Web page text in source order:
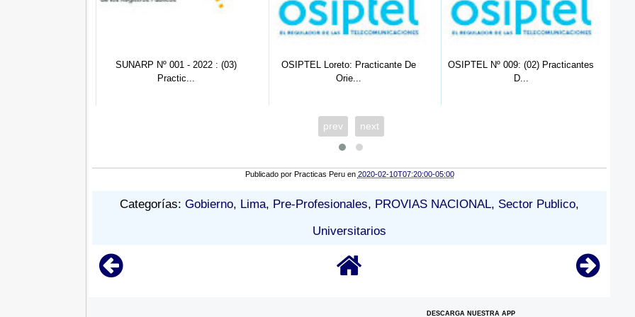
SUNARP Nº 001 - 2022 : (03)
Practic...
OSIPTEL Loreto: Practicante De
Orie...
OSIPTEL Nº 009: (02) Practicantes
D...
prev next
Publicado por Practicas Peru en 2020-02-10T07:20:00-05:00
Categorías: Gobierno, Lima, Pre-Profesionales, PROVIAS NACIONAL, Sector Publico,
Universitarios
DESCARGA NUESTRA APP